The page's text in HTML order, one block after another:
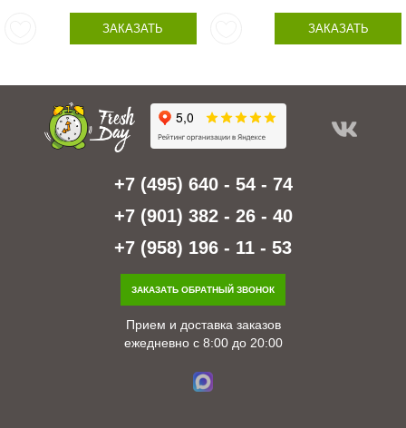
ЗАКАЗАТЬ ЗАКАЗАТЬ
+7 (495) 640 - 54 - 74
+7 (901) 382 - 26 - 40
+7 (958) 196 - 11 - 53
ЗАКАЗАТЬ ОБРАТНЫЙ ЗВОНОК
Прием и доставка заказов
ежедневно с 8:00 до 20:00